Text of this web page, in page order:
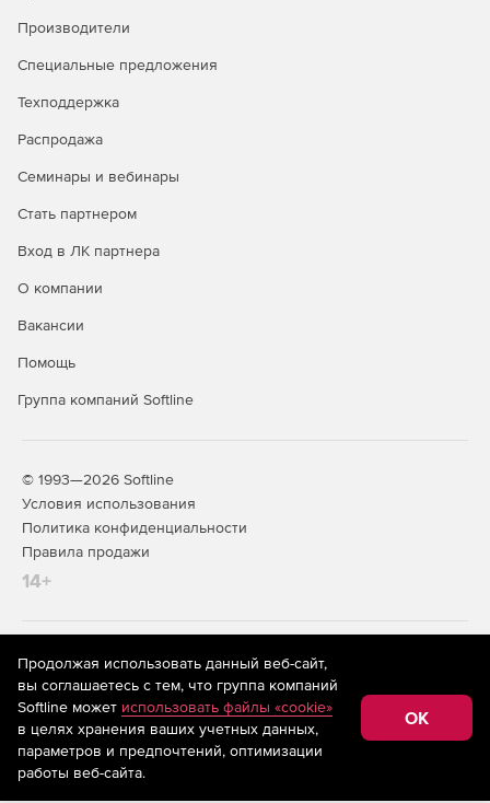
Производители
Специальные предложения
Техподдержка
Распродажа
Семинары и вебинары
Стать партнером
Вход в ЛК партнера
О компании
Вакансии
Помощь
Группа компаний Softline
© 1993—2026 Softline
Условия использования
Политика конфиденциальности
Правила продажи
14+
На информационном ресурсе store.softline.ru применяются
рекомендательные технологии
(информационные технологии
предоставления информации на основе сбора,
систематизации и анализа сведений, относящихся к
предпочтениям пользователей сети «Интернет»,
находящихся на территории Российской Федерации)
Продолжая использовать данный веб-сайт,
вы соглашаетесь с тем, что группа компаний
Softline может использовать файлы «cookie»
в целях хранения ваших учетных данных,
параметров и предпочтений, оптимизации
работы веб-сайта.
OK